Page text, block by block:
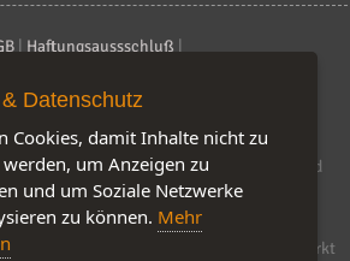
Haftungsaussschluß
Produktbezeichnungen, Namen und
der jeweiligen Firmen. Unser Portal
dir wir Geld erhalten.
Software by IQ-Markt
Datenschutz
Cookies, damit Inhalte nicht zu
um Anzeigen zu
und um Soziale Netzwerke
zu können. Mehr